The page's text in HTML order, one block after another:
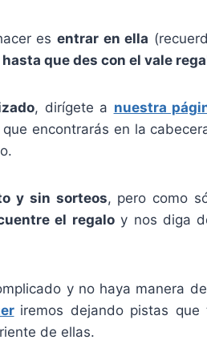
es entrar en ella
hasta que des con el vale
, dirígete a nuestra
encontrarás en la
y sin sorteos, pero como
el regaloy nos diga
y no haya manera
iremos dejando pistas
de ellas.